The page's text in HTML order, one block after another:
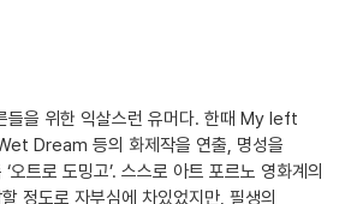
들을 위한 익살스런 유머다. 한때 My left
Dream 등의 화제작을 연출, 명성을
오트로 도밍고’. 스스로 아트 포르노 영화계의
정도로 자부심에 차있었지만, 필생의